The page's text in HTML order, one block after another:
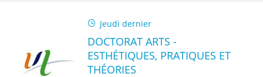
Jeudi dernier
DOCTORAT ARTS -
ESTHÉTIQUES, PRATIQUES ET
THÉORIES